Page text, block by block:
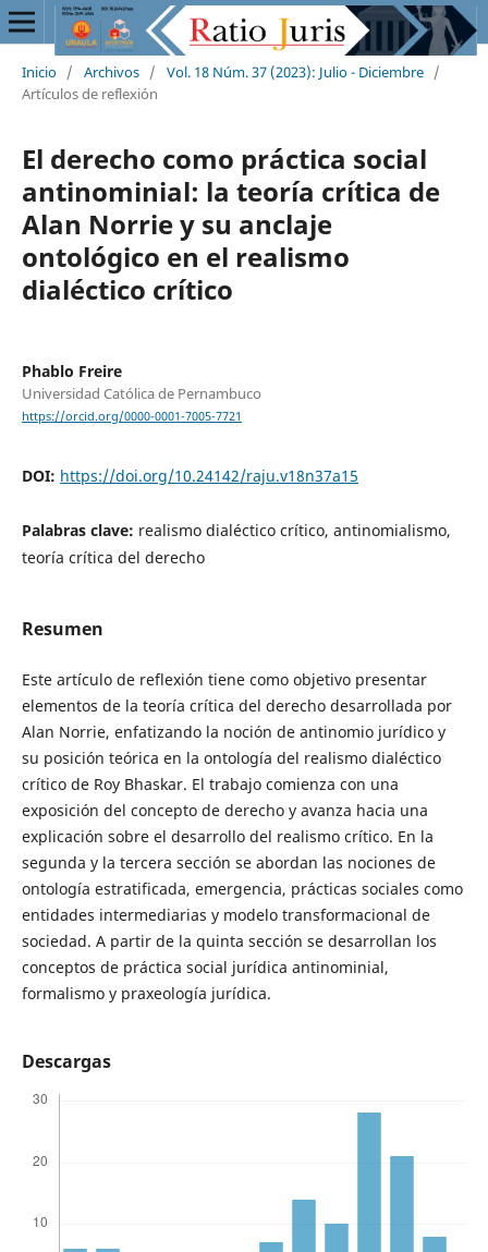
Inicio / Archivos / Vol. 18 Núm. 37 (2023): Julio - Diciembre /
Artículos de reflexión
El derecho como práctica social
antinominial: la teoría crítica de
Alan Norrie y su anclaje
ontológico en el realismo
dialéctico crítico
Phablo Freire
Universidad Católica de Pernambuco
https://orcid.org/0000-0001-7005-7721
DOI: https://doi.org/10.24142/raju.v18n37a15
Palabras clave: realismo dialéctico crítico, antinomialismo,
teoría crítica del derecho
Resumen
Este artículo de reflexión tiene como objetivo presentar
elementos de la teoría crítica del derecho desarrollada por
Alan Norrie, enfatizando la noción de antinomio jurídico y
su posición teórica en la ontología del realismo dialéctico
crítico de Roy Bhaskar. El trabajo comienza con una
exposición del concepto de derecho y avanza hacia una
explicación sobre el desarrollo del realismo crítico. En la
segunda y la tercera sección se abordan las nociones de
ontología estratificada, emergencia, prácticas sociales como
entidades intermediarias y modelo transformacional de
sociedad. A partir de la quinta sección se desarrollan los
conceptos de práctica social jurídica antinominial,
formalismo y praxeología jurídica.
Descargas